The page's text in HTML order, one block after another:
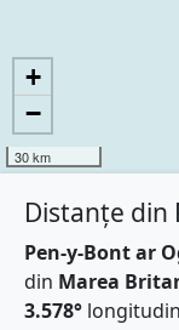
+
−
30 km
Distanțe din
Pen-y-Bont ar
din Marea
3.578°